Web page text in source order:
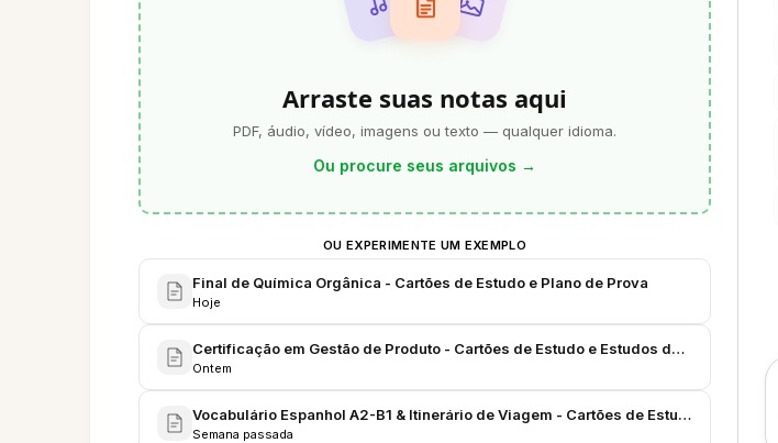
Arraste suas notas aqui
PDF, áudio, vídeo, imagens ou texto — qualquer idioma.
Ou procure seus arquivos →
OU EXPERIMENTE UM EXEMPLO
Final de Química Orgânica - Cartões de Estudo e Plano de Prova
Hoje
Certificação em Gestão de Produto - Cartões de Estudo e Estudos de Caso
Ontem
Vocabulário Espanhol A2-B1 & Itinerário de Viagem - Cartões de Estudo
Semana passada